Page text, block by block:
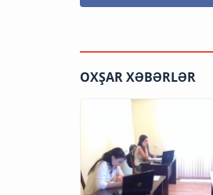
OXŞAR XƏBƏRLƏR